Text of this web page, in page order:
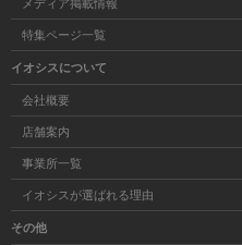
特集ページ一覧
イオシスについて
会社概要
店舗案内
事業所一覧
イオシスが選ばれる理由
その他